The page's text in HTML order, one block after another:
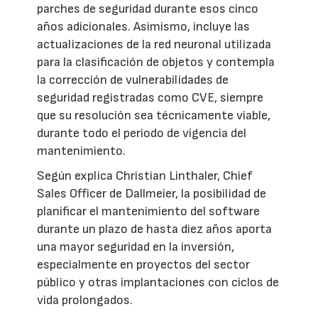
parches de seguridad durante esos cinco
años adicionales. Asimismo, incluye las
actualizaciones de la red neuronal utilizada
para la clasificación de objetos y contempla
la corrección de vulnerabilidades de
seguridad registradas como CVE, siempre
que su resolución sea técnicamente viable,
durante todo el periodo de vigencia del
mantenimiento.
Según explica Christian Linthaler, Chief
Sales Officer de Dallmeier, la posibilidad de
planificar el mantenimiento del software
durante un plazo de hasta diez años aporta
una mayor seguridad en la inversión,
especialmente en proyectos del sector
público y otras implantaciones con ciclos de
vida prolongados.